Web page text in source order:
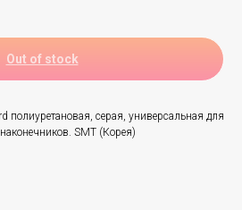
Out of stock
полиуретановая, серая, универсальная для
SMT (Корея)